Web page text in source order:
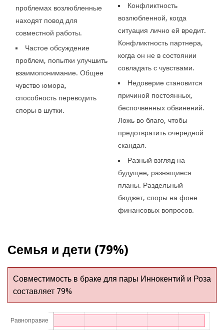
проблемах возлюбленные
находят повод для
совместной работы.
Частое обсуждение
проблем, попытки улучшить
взаимопонимание. Общее
чувство юмора,
способность переводить
споры в шутки.
Конфликтность
возлюбленной, когда
ситуация лично ей вредит.
Конфликтность партнера,
когда он не в состоянии
совладать с чувствами.
Недоверие становится
причиной постоянных,
беспочвенных обвинений.
Ложь во благо, чтобы
предотвратить очередной
скандал.
Разный взгляд на
будущее, разнящиеся
планы. Раздельный
бюджет, споры на фоне
финансовых вопросов.
Семья и дети (79%)
Совместимость в браке для пары Иннокентий и Роза
составляет 79%